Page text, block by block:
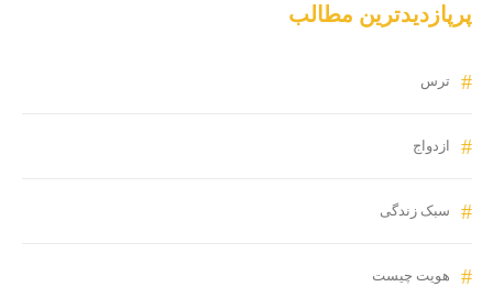
پرپازدیدترین مطالب
ترس
ازدواج
سبک زندگی
هویت چیست